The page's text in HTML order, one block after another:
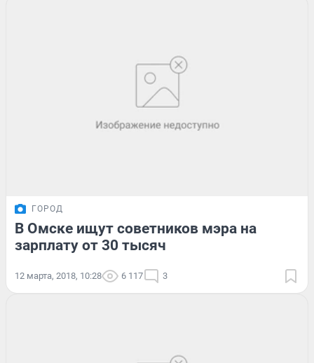
ГОРОД
В Омске ищут советников мэра на
зарплату от 30 тысяч
12 марта, 2018, 10:28 6 117 3